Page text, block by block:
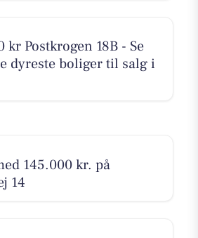
kr Postkrogen 18B - Se
dyreste boliger til salg i
145.000 kr. på
14